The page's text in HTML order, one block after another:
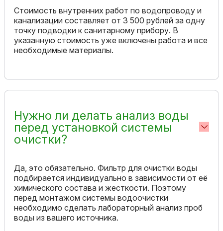
Стоимость внутренних работ по водопроводу и
канализации составляет от 3 500 рублей за одну
точку подводки к санитарному прибору. В
указанную стоимость уже включены работа и все
необходимые материалы.
Нужно ли делать анализ воды
перед установкой системы
очистки?
Да, это обязательно. Фильтр для очистки воды
подбирается индивидуально в зависимости от её
химического состава и жесткости. Поэтому
перед монтажом системы водоочистки
необходимо сделать лабораторный анализ проб
воды из вашего источника.